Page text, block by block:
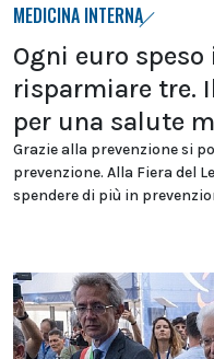
MEDICINA INTERNA
Ogni euro
risparmiare tre.
per una salute
Grazie alla prevenzione si
prevenzione. Alla Fiera del
spendere di più in